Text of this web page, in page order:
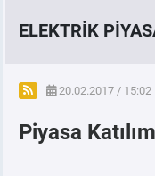
ELEKTRİK
SPOT ELEKTRİK
ÖRNEK FİNANS
20.02.2017 / 15:02
Piyasa